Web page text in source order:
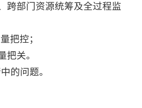
跨部门资源统筹及全过程监
把控；
关。
的问题。